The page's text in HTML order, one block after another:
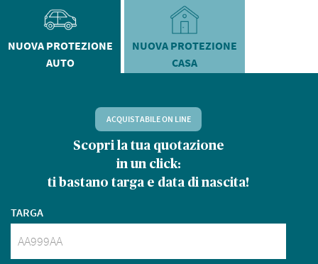
NUOVA PROTEZIONE
AUTO
NUOVA PROTEZIONE
CASA
ACQUISTABILE ON LINE
Scopri la tua quotazione
in un click:
ti bastano targa e data di nascita!
TARGA